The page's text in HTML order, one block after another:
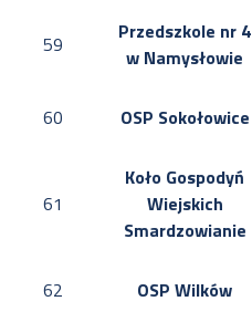
59
Przedszkole nr 4
w Namysłowie
60 OSP Sokołowice
61
Koło Gospodyń
Wiejskich
Smardzowianie
62 OSP Wilków